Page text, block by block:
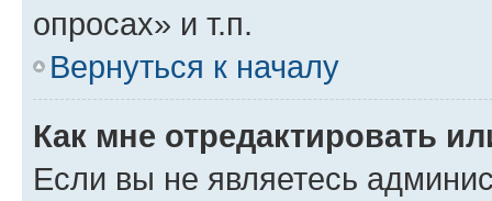
опросах» и т.п.
Вернуться к началу
Как мне отредактировать
Если вы не являетесь